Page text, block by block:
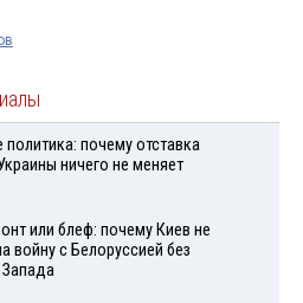
политика: почему отставка
ничего не меняет
или блеф: почему Киев не
войну с Белоруссией без